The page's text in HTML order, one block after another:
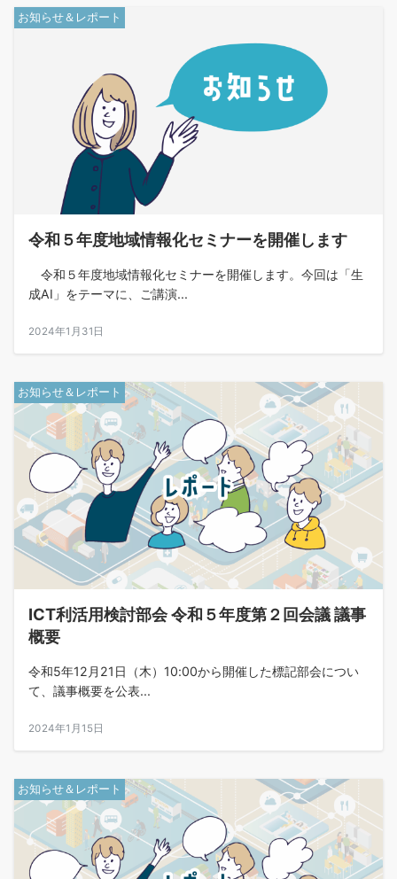
お知らせ＆レポート
令和５年度地域情報化セミナーを開催します
令和５年度地域情報化セミナーを開催します。今回は「生
成AI」をテーマに、ご講演...
2024年1月31日
お知らせ＆レポート
ICT利活用検討部会 令和５年度第２回会議 議事
概要
令和5年12月21日（木）10:00から開催した標記部会につい
て、議事概要を公表...
2024年1月15日
お知らせ＆レポート